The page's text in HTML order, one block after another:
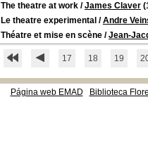
The theatre at work /James Claver
Le theatre experimental /Andre
Théatre et mise en scène /Jean-
17 18 19
Página web EMAD Biblioteca